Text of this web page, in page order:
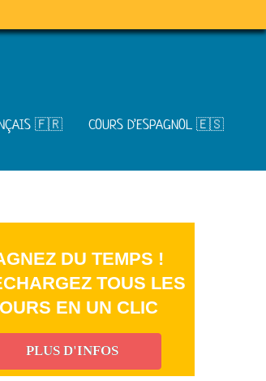
🇫🇷 COURS D’ESPAGNOL 🇪🇸
DU TEMPS !
TOUS LES
EN UN CLIC
PLUS D'INFOS